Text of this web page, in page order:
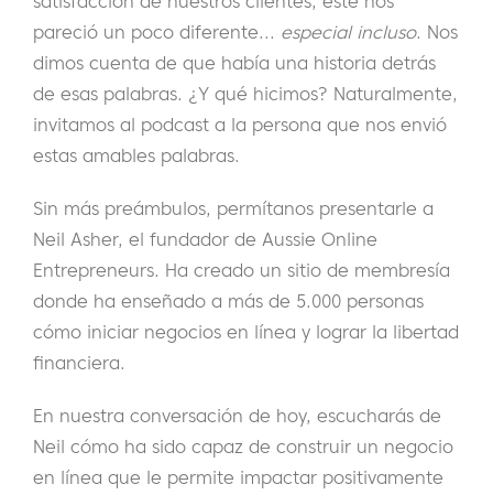
pareció un poco diferente... especial incluso. Nos
dimos cuenta de que había una historia detrás
de esas palabras. ¿Y qué hicimos? Naturalmente,
invitamos al podcast a la persona que nos envió
estas amables palabras.
Sin más preámbulos, permítanos presentarle a
Neil Asher, el fundador de Aussie Online
Entrepreneurs. Ha creado un sitio de membresía
donde ha enseñado a más de 5.000 personas
cómo iniciar negocios en línea y lograr la libertad
financiera.
En nuestra conversación de hoy, escucharás de
Neil cómo ha sido capaz de construir un negocio
en línea que le permite impactar positivamente